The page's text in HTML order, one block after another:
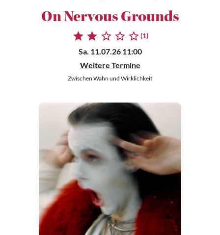
On Nervous Grounds
(1)
Sa. 11.07.26 11:00
Weitere Termine
Zwischen Wahn und Wirklichkeit